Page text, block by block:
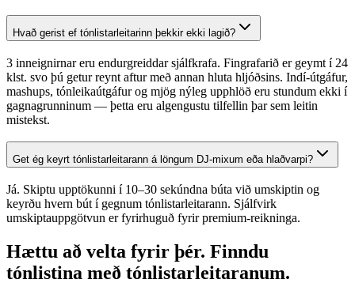
Hvað gerist ef tónlistarleitarinn þekkir ekki lagið?
3 inneignirnar eru endurgreiddar sjálfkrafa. Fingrafarið er geymt í 24
klst. svo þú getur reynt aftur með annan hluta hljóðsins. Indí-útgáfur,
mashups, tónleikaútgáfur og mjög nýleg upphlöð eru stundum ekki í
gagnagrunninum — þetta eru algengustu tilfellin þar sem leitin
mistekst.
Get ég keyrt tónlistarleitarann á löngum DJ-mixum eða hlaðvarpi?
Já. Skiptu upptökunni í 10–30 sekúndna búta við umskiptin og
keyrðu hvern bút í gegnum tónlistarleitarann. Sjálfvirk
umskiptauppgötvun er fyrirhuguð fyrir premium-reikninga.
Hættu að velta fyrir þér. Finndu
tónlistina með tónlistarleitaranum.